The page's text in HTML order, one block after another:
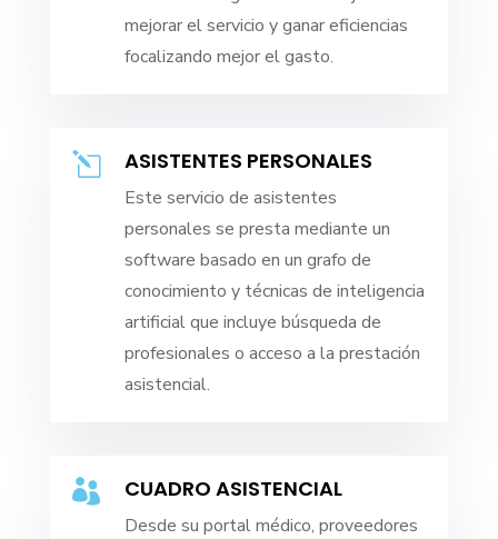
mejorar el servicio y ganar eficiencias
focalizando mejor el gasto.
l ASISTENTES PERSONALES
Este servicio de asistentes
personales se presta mediante un
software basado en un grafo de
conocimiento y técnicas de inteligencia
artificial que incluye búsqueda de
profesionales o acceso a la prestación
asistencial.
 CUADRO ASISTENCIAL
Desde su portal médico, proveedores